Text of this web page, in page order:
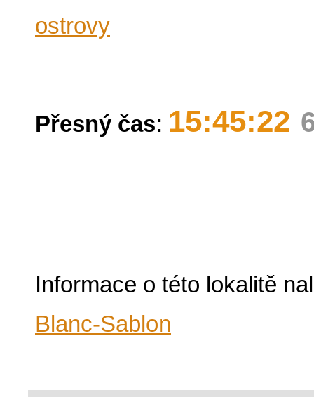
ostrovy
Přesný čas: 15:45:22
Informace o této lokalitě
Blanc-Sablon